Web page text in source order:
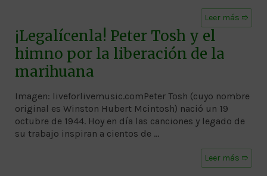
Leer más ➱
¡Legalícenla! Peter Tosh y el
himno por la liberación de la
marihuana
Imagen: liveforlivemusic.comPeter Tosh (cuyo nombre
original es Winston Hubert Mcintosh) nació un 19
octubre de 1944. Hoy en día las canciones y legado de
su trabajo inspiran a cientos de …
Leer más ➱